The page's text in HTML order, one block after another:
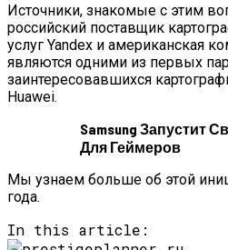
Источники, знакомые с этим
российский поставщик
услуг Yandex и американская
являются одними из первых
заинтересовавшихся
Huawei.
Samsung Запустит
Для Геймеров
Мы узнаем больше об этой
года.
In this article: